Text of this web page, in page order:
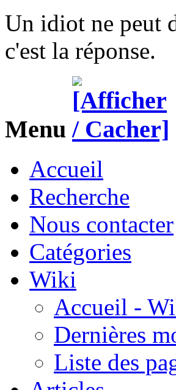
Un idiot ne peut
c'est la réponse.
Menu
Accueil
Recherche
Nous contacter
Catégories
Wiki
Accueil -
Dernières
Liste des